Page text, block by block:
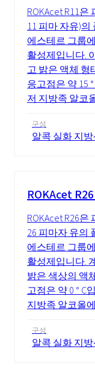
ROKAcet R11은
11 피마 자유)
에스테르 그룹
활성제입니다.
고 밝은 액체 형
응고점은 약 15
저 지방족 알코
구성
알콕 실화 지
ROKAcet
ROKAcet R26은
26 피마자 유의
에스테르 그룹
활성제입니다.
밝은 색상의 액
고점은 약 0 ° C
지방족 알코올
구성
알콕 실화 지